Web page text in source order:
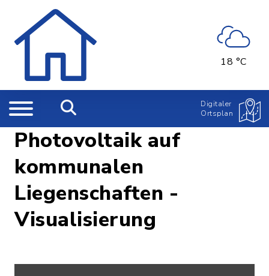
18 °C
Digitaler
Ortsplan
Photovoltaik auf
kommunalen
Liegenschaften -
Visualisierung